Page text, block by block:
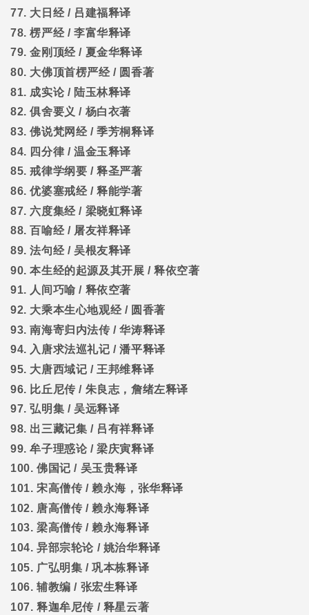
77. 大日经/ 吕建福释译
78.楞严经/李富华释译
79.金刚顶经/ 夏金华释译
80. 大佛顶首楞严经/ 圆香著
81. 成实论/ 陆玉林释译
82.俱舍要义 / 杨白衣著
83.佛说梵网经/季芳桐释译
84. 四分律 /温金玉释译
85.戒律学纲要 /释圣严著
86.优婆塞戒经/释能学著
87. 六度集经/ 梁晓虹释译
88.百喻经/ 屠友祥释译
89.法句经/吴根友释译
90.本生经的起源及其开展 /释依空著
91. 人间巧喻 / 释依空著
92. 大乘本生心地观经/ 圆香著
93.南海寄归内法传 /华涛释译
94. 入唐求法巡礼记 /潘平释译
95. 大唐西域记 / 王邦维释译
96. 比丘尼传 / 朱良志，詹绪左释译
97.弘明集 /吴远释译
98. 出三藏记集 / 吕有祥释译
99.牟子理惑论/梁庆寅释译
100. 佛国记 / 吴玉贵释译
101. 宋高僧传 / 赖永海，张华释译
102. 唐高僧传 / 赖永海释译
103. 梁高僧传 / 赖永海释译
104. 异部宗轮论 / 姚治华释译
105. 广弘明集 /巩本栋释译
106. 辅教编 / 张宏生释译
107. 释迦牟尼传 / 释星云著